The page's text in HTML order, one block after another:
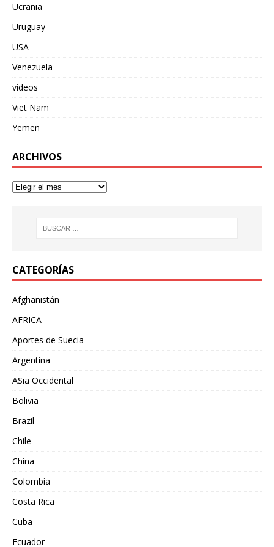
Ucrania
Uruguay
USA
Venezuela
videos
Viet Nam
Yemen
ARCHIVOS
CATEGORÍAS
Afghanistán
AFRICA
Aportes de Suecia
Argentina
ASia Occidental
Bolivia
Brazil
Chile
China
Colombia
Costa Rica
Cuba
Ecuador